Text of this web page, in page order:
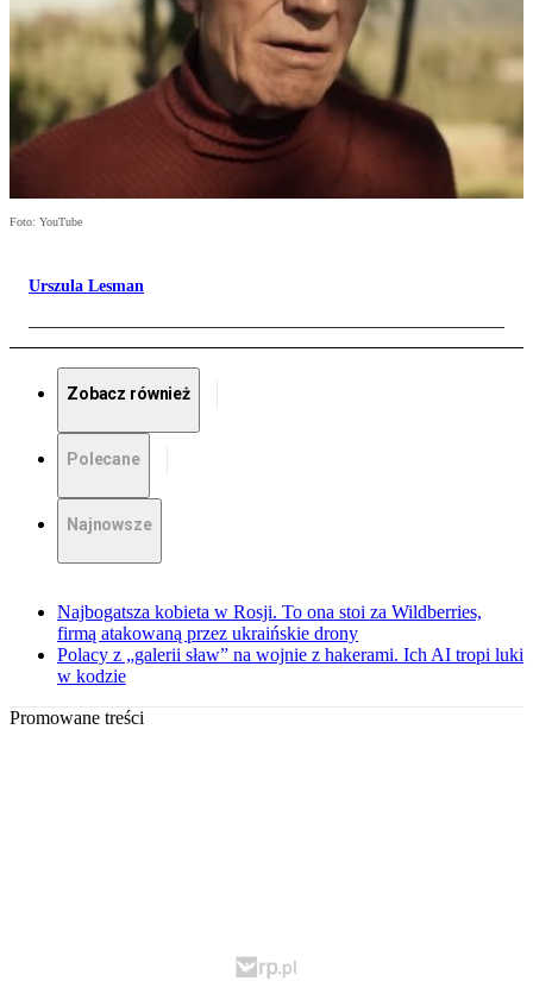
Foto: YouTube
Urszula Lesman
Zobacz również
Polecane
Najnowsze
Najbogatsza kobieta w Rosji. To ona stoi za Wildberries,
firmą atakowaną przez ukraińskie drony
Polacy z „galerii sław” na wojnie z hakerami. Ich AI tropi luki
w kodzie
Promowane treści